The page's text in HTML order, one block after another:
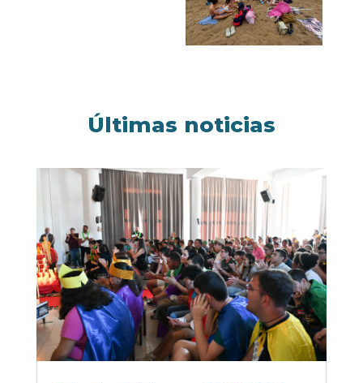
Últimas noticias